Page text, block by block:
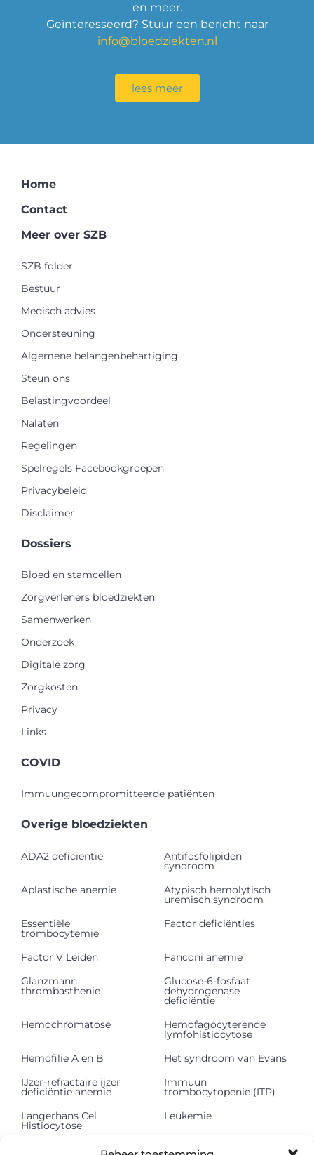
en meer.
Geïnteresseerd? Stuur een bericht naar
info@bloedziekten.nl
lees meer
Home
Contact
Meer over SZB
SZB folder
Bestuur
Medisch advies
Ondersteuning
Algemene belangenbehartiging
Steun ons
Belastingvoordeel
Nalaten
Regelingen
Spelregels Facebookgroepen
Privacybeleid
Disclaimer
Dossiers
Bloed en stamcellen
Zorgverleners bloedziekten
Samenwerken
Onderzoek
Digitale zorg
Zorgkosten
Privacy
Links
COVID
Immuungecompromitteerde patiënten
Overige bloedziekten
ADA2 deficiëntie Antifosfolipiden
syndroom
Aplastische anemie
Atypisch hemolytisch
uremisch syndroom
Essentiële
trombocytemie
Factor deficiënties
Factor V Leiden
Fanconi anemie
Glanzmann
thrombasthenie
Glucose-6-fosfaat
dehydrogenase
deficiëntie
Hemochromatose
Hemofagocyterende
lymfohistiocytose
Hemofilie A en B
Het syndroom van Evans
IJzer-refractaire ijzer
deficiëntie anemie
Immuun
trombocytopenie (ITP)
Langerhans Cel
Histiocytose
Leukemie
Lymfeklierkanker